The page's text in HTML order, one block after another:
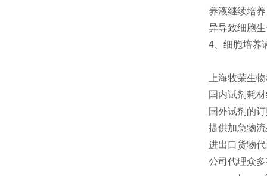
养液继续培
异导致细胞
4、细胞培养
上海牧荣生
国内试剂耗
国外试剂的
提供加急物
进出口货物
公司代理众